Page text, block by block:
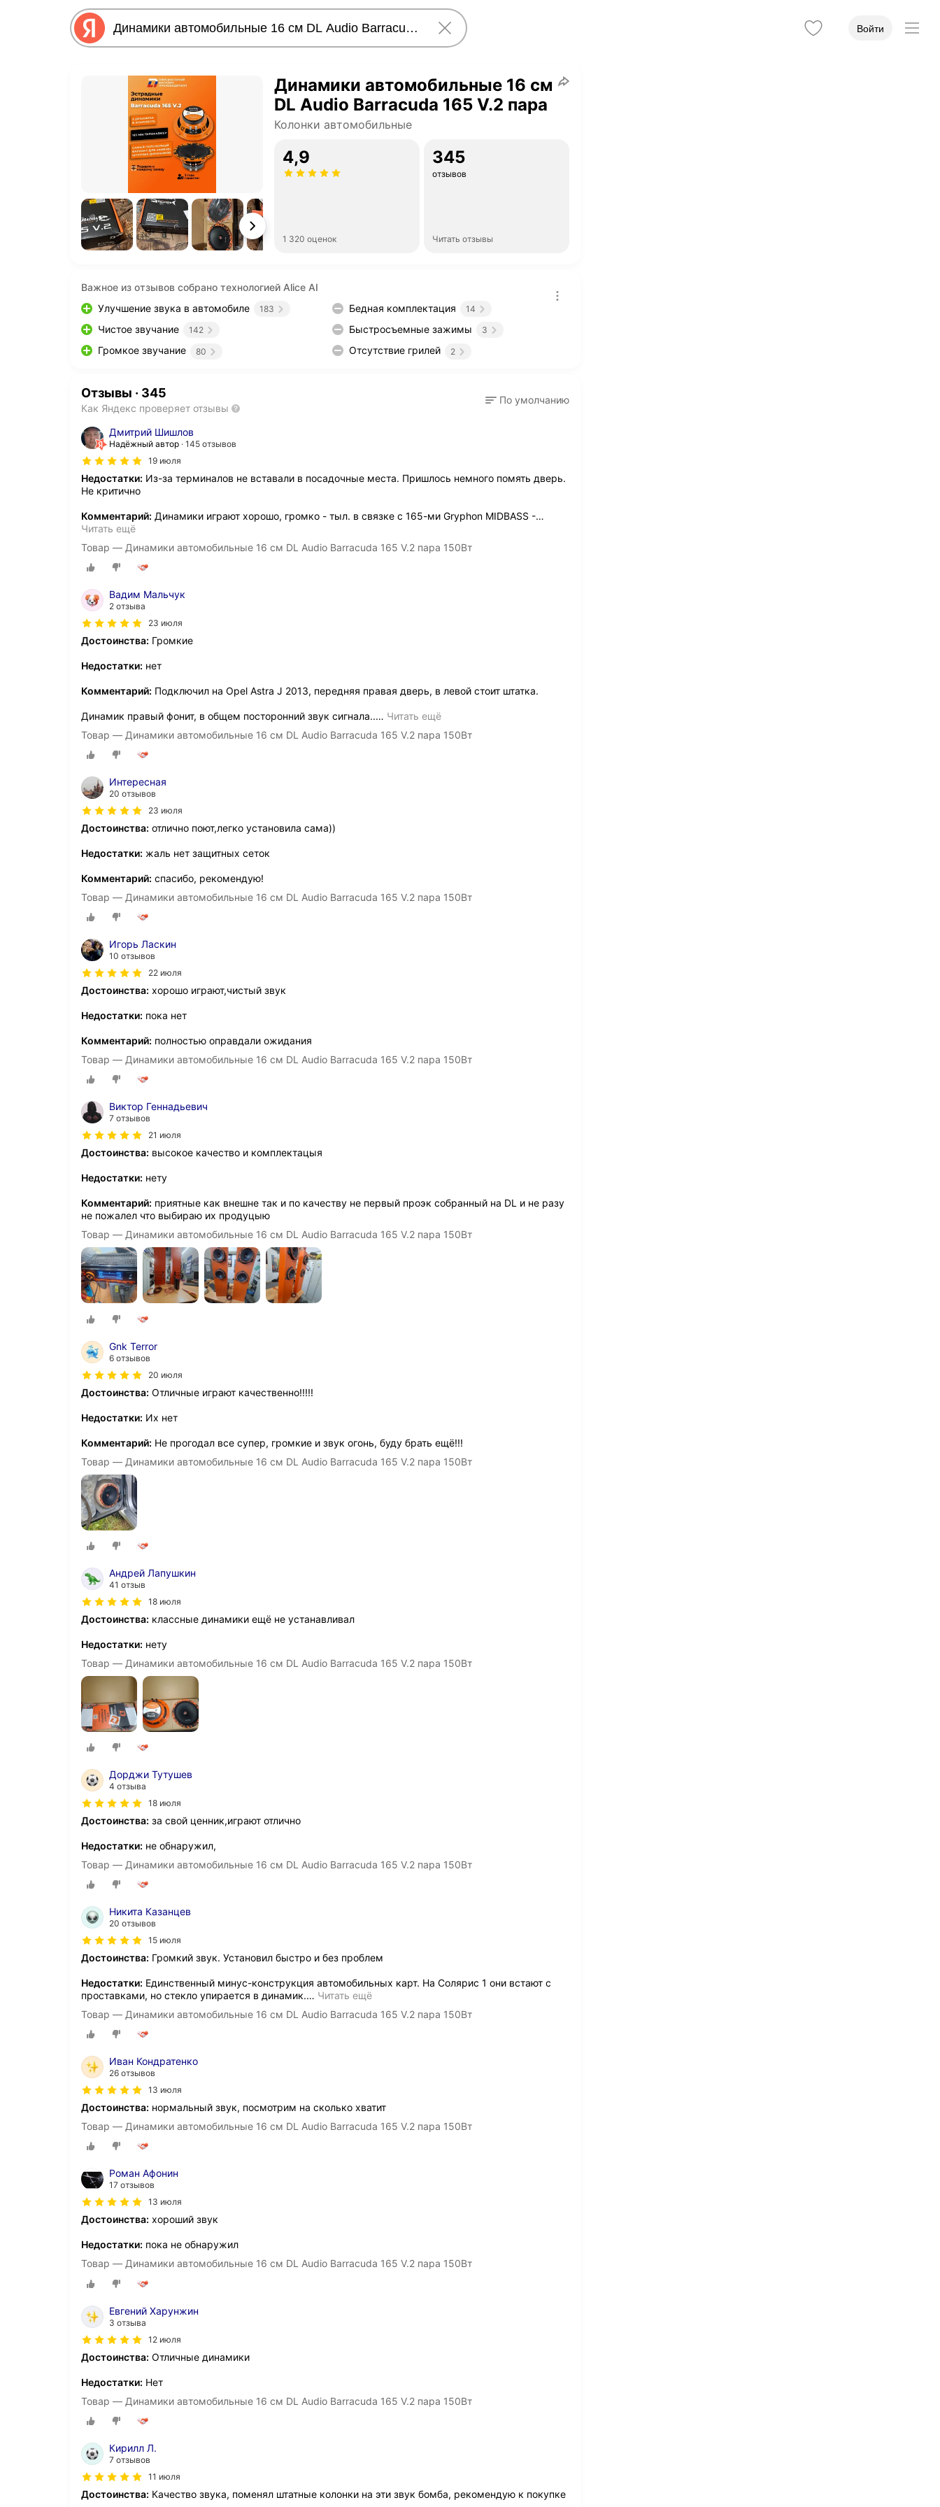
Войти
Динамики автомобильные 16 см
DL Audio Barracuda 165 V.2 пара
Колонки автомобильные
4,9
1 320 оценок
345
отзывов
Читать отзывы
Важное из отзывов собрано технологией Alice AI
Улучшение звука в автомобиле
183
Чистое звучание 142
Громкое звучание 80
Бедная комплектация 14
Быстросъемные зажимы 3
Отсутствие грилей 2
Отзывы · 345
Как Яндекс проверяет отзывы
По умолчанию
Дмитрий Шишлов
Надёжный автор 145 отзывов
19 июля
Недостатки: Из-за терминалов не вставали в посадочные места. Пришлось немного помять дверь.
Не критично
Комментарий: Динамики играют хорошо, громко - тыл. в связке с 165-ми Gryphon MIDBASS -…
Читать ещё
Товар — Динамики автомобильные 16 см DL Audio Barracuda 165 V.2 пара 150Вт
Вадим Мальчук
2 отзыва
23 июля
Достоинства: Громкие
Недостатки: нет
Комментарий: Подключил на Opel Astra J 2013, передняя правая дверь, в левой стоит штатка.
Динамик правый фонит, в общем посторонний звук сигнала..… Читать ещё
Товар — Динамики автомобильные 16 см DL Audio Barracuda 165 V.2 пара 150Вт
Интересная
20 отзывов
23 июля
Достоинства: отлично поют,легко установила сама))
Недостатки: жаль нет защитных сеток
Комментарий: спасибо, рекомендую!
Товар — Динамики автомобильные 16 см DL Audio Barracuda 165 V.2 пара 150Вт
Игорь Ласкин
10 отзывов
22 июля
Достоинства: хорошо играют,чистый звук
Недостатки: пока нет
Комментарий: полностью оправдали ожидания
Товар — Динамики автомобильные 16 см DL Audio Barracuda 165 V.2 пара 150Вт
Виктор Геннадьевич
7 отзывов
21 июля
Достоинства: высокое качество и комплектацыя
Недостатки: нету
Комментарий: приятные как внешне так и по качеству не первый проэк собранный на DL и не разу
не пожалел что выбираю их продуцыю
Товар — Динамики автомобильные 16 см DL Audio Barracuda 165 V.2 пара 150Вт
Gnk Terror
6 отзывов
20 июля
Достоинства: Отличные играют качественно!!!!!
Недостатки: Их нет
Комментарий: Не прогодал все супер, громкие и звук огонь, буду брать ещё!!!
Товар — Динамики автомобильные 16 см DL Audio Barracuda 165 V.2 пара 150Вт
Андрей Лапушкин
41 отзыв
18 июля
Достоинства: классные динамики ещё не устанавливал
Недостатки: нету
Товар — Динамики автомобильные 16 см DL Audio Barracuda 165 V.2 пара 150Вт
Дорджи Тутушев
4 отзыва
18 июля
Достоинства: за свой ценник,играют отлично
Недостатки: не обнаружил,
Товар — Динамики автомобильные 16 см DL Audio Barracuda 165 V.2 пара 150Вт
Никита Казанцев
20 отзывов
15 июля
Достоинства: Громкий звук. Установил быстро и без проблем
Недостатки: Единственный минус-конструкция автомобильных карт. На Солярис 1 они встают с
проставками, но стекло упирается в динамик.… Читать ещё
Товар — Динамики автомобильные 16 см DL Audio Barracuda 165 V.2 пара 150Вт
Иван Кондратенко
26 отзывов
13 июля
Достоинства: нормальный звук, посмотрим на сколько хватит
Товар — Динамики автомобильные 16 см DL Audio Barracuda 165 V.2 пара 150Вт
Роман Афонин
17 отзывов
13 июля
Достоинства: хороший звук
Недостатки: пока не обнаружил
Товар — Динамики автомобильные 16 см DL Audio Barracuda 165 V.2 пара 150Вт
Евгений Харунжин
3 отзыва
12 июля
Достоинства: Отличные динамики
Недостатки: Нет
Товар — Динамики автомобильные 16 см DL Audio Barracuda 165 V.2 пара 150Вт
Кирилл Л.
7 отзывов
11 июля
Достоинства: Качество звука, поменял штатные колонки на эти звук бомба, рекомендую к покупке